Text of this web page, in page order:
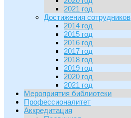
2021 год
Достижения сотрудников
2014 год
2015 год
2016 год
2017 год
2018 год
2019 год
2020 год
2021 год
Мероприятия библиотеки
Профессионалитет
Аккредитация